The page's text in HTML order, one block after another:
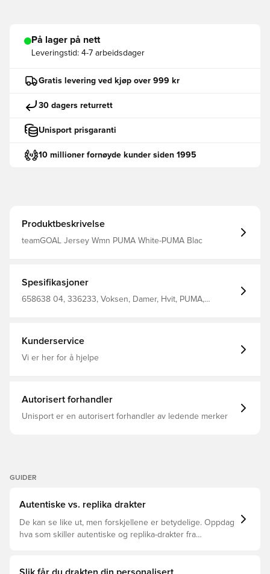
På lager på nett
Leveringstid: 4-7 arbeidsdager
Gratis levering ved kjøp over 999 kr
30 dagers returrett
Unisport prisgaranti
10 millioner fornøyde kunder siden 1995
Produktbeskrivelse
teamGOAL Jersey Wmn PUMA White-PUMA Blac
Spesifikasjoner
658638 04, 336233, Voksen, Damer, Hvit, PUMA,
Drycell (Fun/001)
Kunderservice
Vi er her for å hjelpe
Autorisert forhandler
Unisport er en autorisert forhandler av ledende merker
GUIDER
Autentiske vs. replika drakter
De kan se like ut, men forskjellene er betydelige. Oppdag
hva som skiller autentiske og replika-drakter fra